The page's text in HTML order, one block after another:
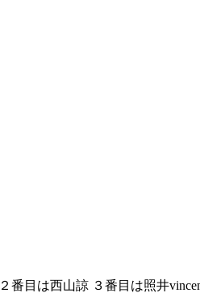
番目は西山諒 ３番目は照井